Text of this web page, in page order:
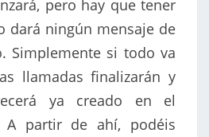
pero hay que tener
dará ningún mensaje de
Simplemente si todo va
llamadas finalizarán y
ya creado en el
A partir de ahí, podéis